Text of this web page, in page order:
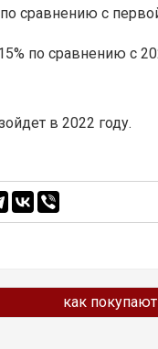
сравнению с
по сравнению с
в 2022 году.
как